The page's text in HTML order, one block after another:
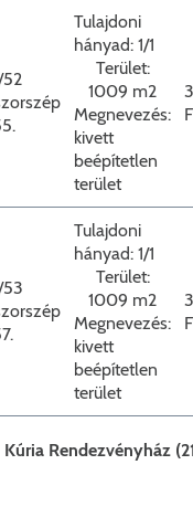
értékű támogatást
projekt
Tulajdoni
hányad: 1/1
Terület:
1009 m2
Megnevezés:
kivett
beépítetlen
terület
Tulajdoni
hányad: 1/1
Terület:
1009 m2
Megnevezés:
kivett
beépítetlen
terület
Kúria Rendezvényház